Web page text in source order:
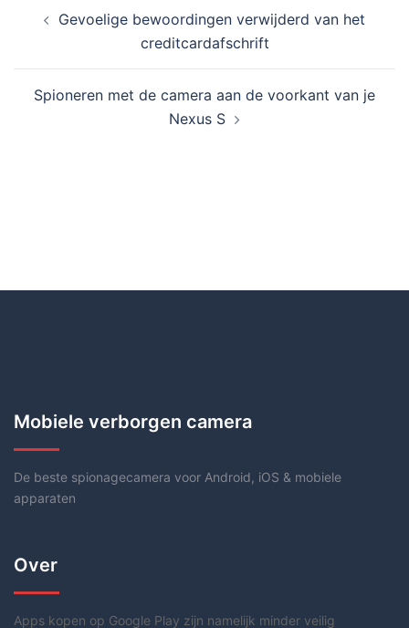
Gevoelige bewoordingen verwijderd van het
creditcardafschrift
Spioneren met de camera aan de voorkant van je
Nexus S
Mobiele verborgen camera
De beste spionagecamera voor Android, iOS & mobiele
apparaten
Over
Apps kopen op Google Play zijn namelijk minder veilig